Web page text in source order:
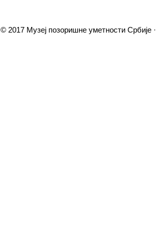
© 2017 Музеј позоришне уметности Србије ·